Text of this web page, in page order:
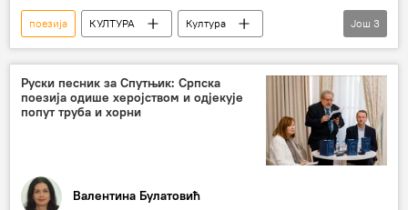
поезија КУЛТУРА
Култура
Интервју
Андрићград награда
Још 3
Руски песник за Спутњик: Српска
поезија одише херојством и одјекује
попут труба и хорни
Валентина Булатовић